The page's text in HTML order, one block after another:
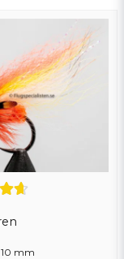
mm
mitt